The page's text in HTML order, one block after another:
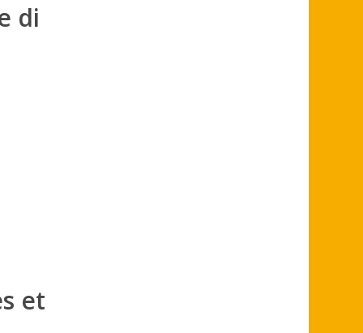
di
et